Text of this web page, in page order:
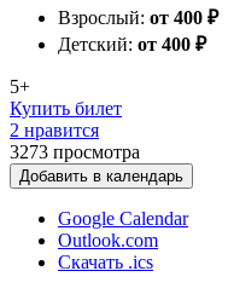
Взрослый: от 400 ₽
Детский: от 400 ₽
5+
Купить билет
2 нравится
3273 просмотра
Добавить в календарь
Google Calendar
Outlook.com
Скачать .ics